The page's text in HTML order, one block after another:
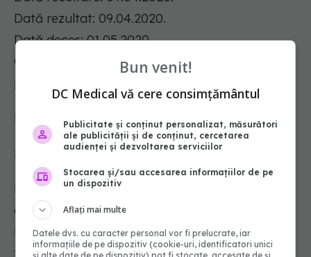
Dată rezultat: 09.04.2020.
Dată deces: 01.05.2020.
Comorbidități: melanom malign cu metastaze
Deces 744
Femeie, 67 ani, județ Covasna, Sfântu Gheorghe.
Dată internare: 20.04.2020 - Spitalul Județean
de Urgență Sfântu Gheorghe secția de
Pneumoftiziologie, iar în 24.04.2020 este
transferată în secția ATI.
Bun venit!
DC Medical vă cere consimțământul
Publicitate și conținut personalizat, măsurători
ale publicității și de conținut, cercetarea
audienței și dezvoltarea serviciilor
Stocarea și/sau accesarea informațiilor de pe
un dispozitiv
Aflați mai multe
Datele dvs. cu caracter personal vor fi prelucrate, iar
informațiile de pe dispozitiv (cookie-uri, identificatori unici